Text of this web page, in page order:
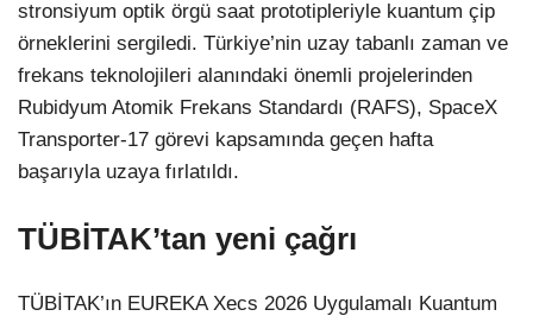
stronsiyum optik örgü saat prototipleriyle kuantum çip
örneklerini sergiledi. Türkiye’nin uzay tabanlı zaman ve
frekans teknolojileri alanındaki önemli projelerinden
Rubidyum Atomik Frekans Standardı (RAFS), SpaceX
Transporter-17 görevi kapsamında geçen hafta
başarıyla uzaya fırlatıldı.
TÜBİTAK’tan yeni çağrı
TÜBİTAK’ın EUREKA Xecs 2026 Uygulamalı Kuantum